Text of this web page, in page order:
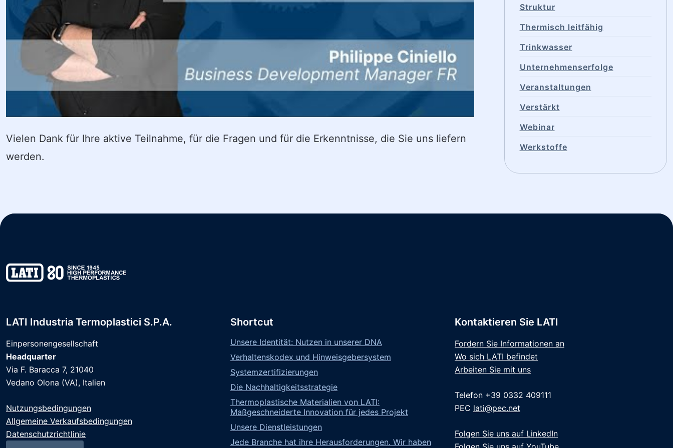
Vielen Dank für Ihre aktive Teilnahme, für die Fragen und für die Erkenntnisse, die Sie uns liefern
werden.
Struktur
Thermisch leitfähig
Trinkwasser
Unternehmenserfolge
Veranstaltungen
Verstärkt
Webinar
Werkstoffe
LATI Industria Termoplastici S.p.A.
Einpersonengesellschaft
Headquarter
Via F. Baracca 7, 21040
Vedano Olona (VA), Italien
Nutzungsbedingungen
Allgemeine Verkaufsbedingungen
Datenschutzrichtlinie
Shortcut
Unsere Identität: Nutzen in unserer DNA
Verhaltenskodex und Hinweisgebersystem
Systemzertifizierungen
Die Nachhaltigkeitsstrategie
Thermoplastische Materialien von LATI:
Maßgeschneiderte Innovation für jedes Projekt
Unsere Dienstleistungen
Jede Branche hat ihre Herausforderungen. Wir haben
Kontaktieren Sie LATI
Fordern Sie Informationen an
Wo sich LATI befindet
Arbeiten Sie mit uns
Telefon +39 0332 409111
PEC lati@pec.net
Folgen Sie uns auf LinkedIn